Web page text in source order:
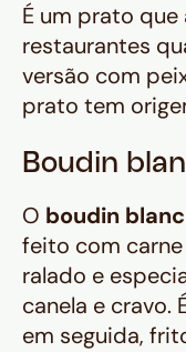
É um prato
restaurantes
versão com
prato tem
Boudin
O boudin blanc
feito com
ralado e
canela e cravo.
em seguida,